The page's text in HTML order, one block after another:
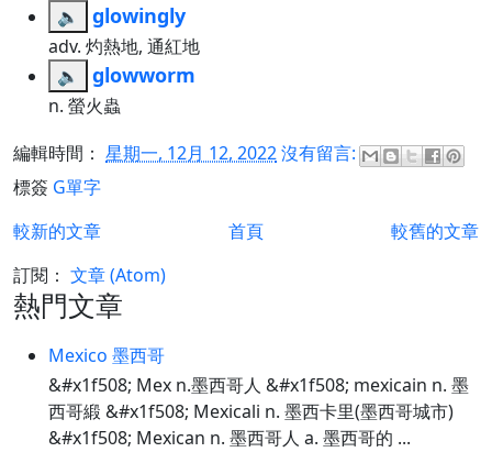
🔈
glowingly
adv. 灼熱地, 通紅地
🔈
glowworm
n. 螢火蟲
編輯時間： 星期一, 12月 12, 2022沒有留言:
標簽 G單字
較新的文章
較舊的文章
首頁
訂閱： 文章 (Atom)
熱門文章
Mexico 墨西哥
&#x1f508; Mex n.墨西哥人 &#x1f508; mexicain n. 墨
西哥緞 &#x1f508; Mexicali n. 墨西卡里(墨西哥城市)
&#x1f508; Mexican n. 墨西哥人 a. 墨西哥的 ...